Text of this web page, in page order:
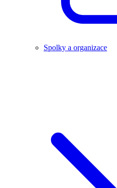
Spolky a organizace